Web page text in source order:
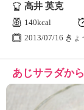
高井 英克
140kcal
2013/07/16 き
あじサラダか